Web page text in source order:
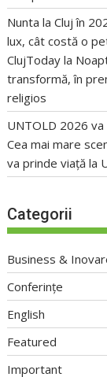
Nunta la Cluj în
lux, cât costă o
ClujToday la
transformă, în
religios
UNTOLD 2026 va
Cea mai mare
va prinde viață la
Categorii
Business &
Conferințe
English
Featured
Important